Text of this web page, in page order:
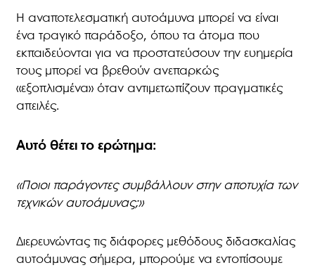
Η αναποτελεσματική αυτοάμυνα μπορεί να είναι
ένα τραγικό παράδοξο, όπου τα άτομα που
εκπαιδεύονται για να προστατεύσουν την ευημερία
τους μπορεί να βρεθούν ανεπαρκώς
«εξοπλισμένα» όταν αντιμετωπίζουν πραγματικές
απειλές.
Αυτό θέτει το ερώτημα:
«Ποιοι παράγοντες συμβάλλουν στην αποτυχία των
τεχνικών αυτοάμυνας;»
Διερευνώντας τις διάφορες μεθόδους διδασκαλίας
αυτοάμυνας σήμερα, μπορούμε να εντοπίσουμε